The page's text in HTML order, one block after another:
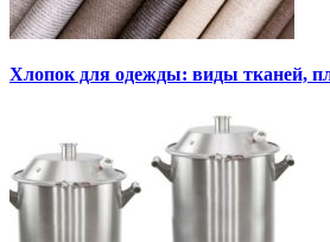
Хлопок для одежды: виды тканей,